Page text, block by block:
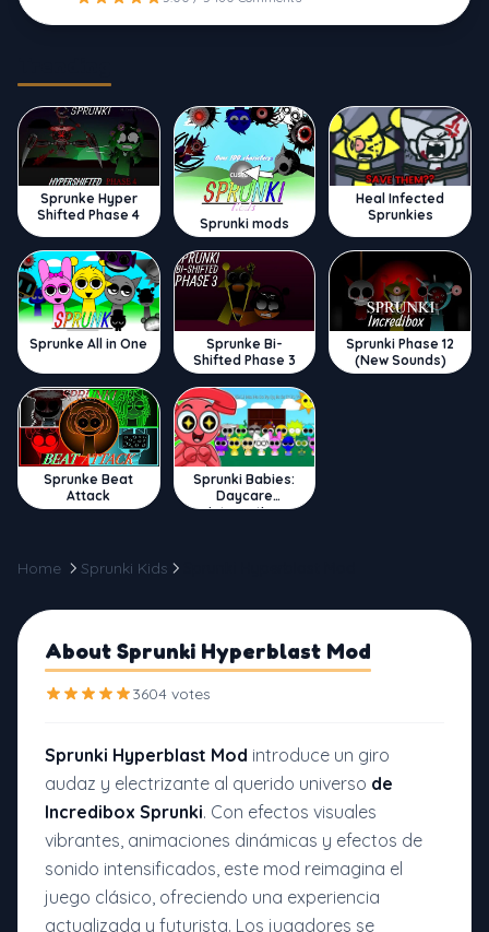
Sprunke Hyper
Shifted Phase 4
Sprunki mods
Heal Infected
Sprunkies
Sprunke All in One
Sprunke Bi-
Shifted Phase 3
Sprunki Phase 12
(New Sounds)
Sprunke Beat
Attack
Sprunki Babies:
Daycare
Interactive
Home Sprunki Kids
About Sprunki Hyperblast Mod
3604 votes
Sprunki Hyperblast Mod introduce un giro
audaz y electrizante al querido universo de
Incredibox Sprunki. Con efectos visuales
vibrantes, animaciones dinámicas y efectos de
sonido intensificados, este mod reimagina el
juego clásico, ofreciendo una experiencia
actualizada y futurista. Los jugadores se